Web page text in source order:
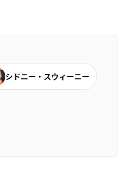
シドニー・スウィーニー